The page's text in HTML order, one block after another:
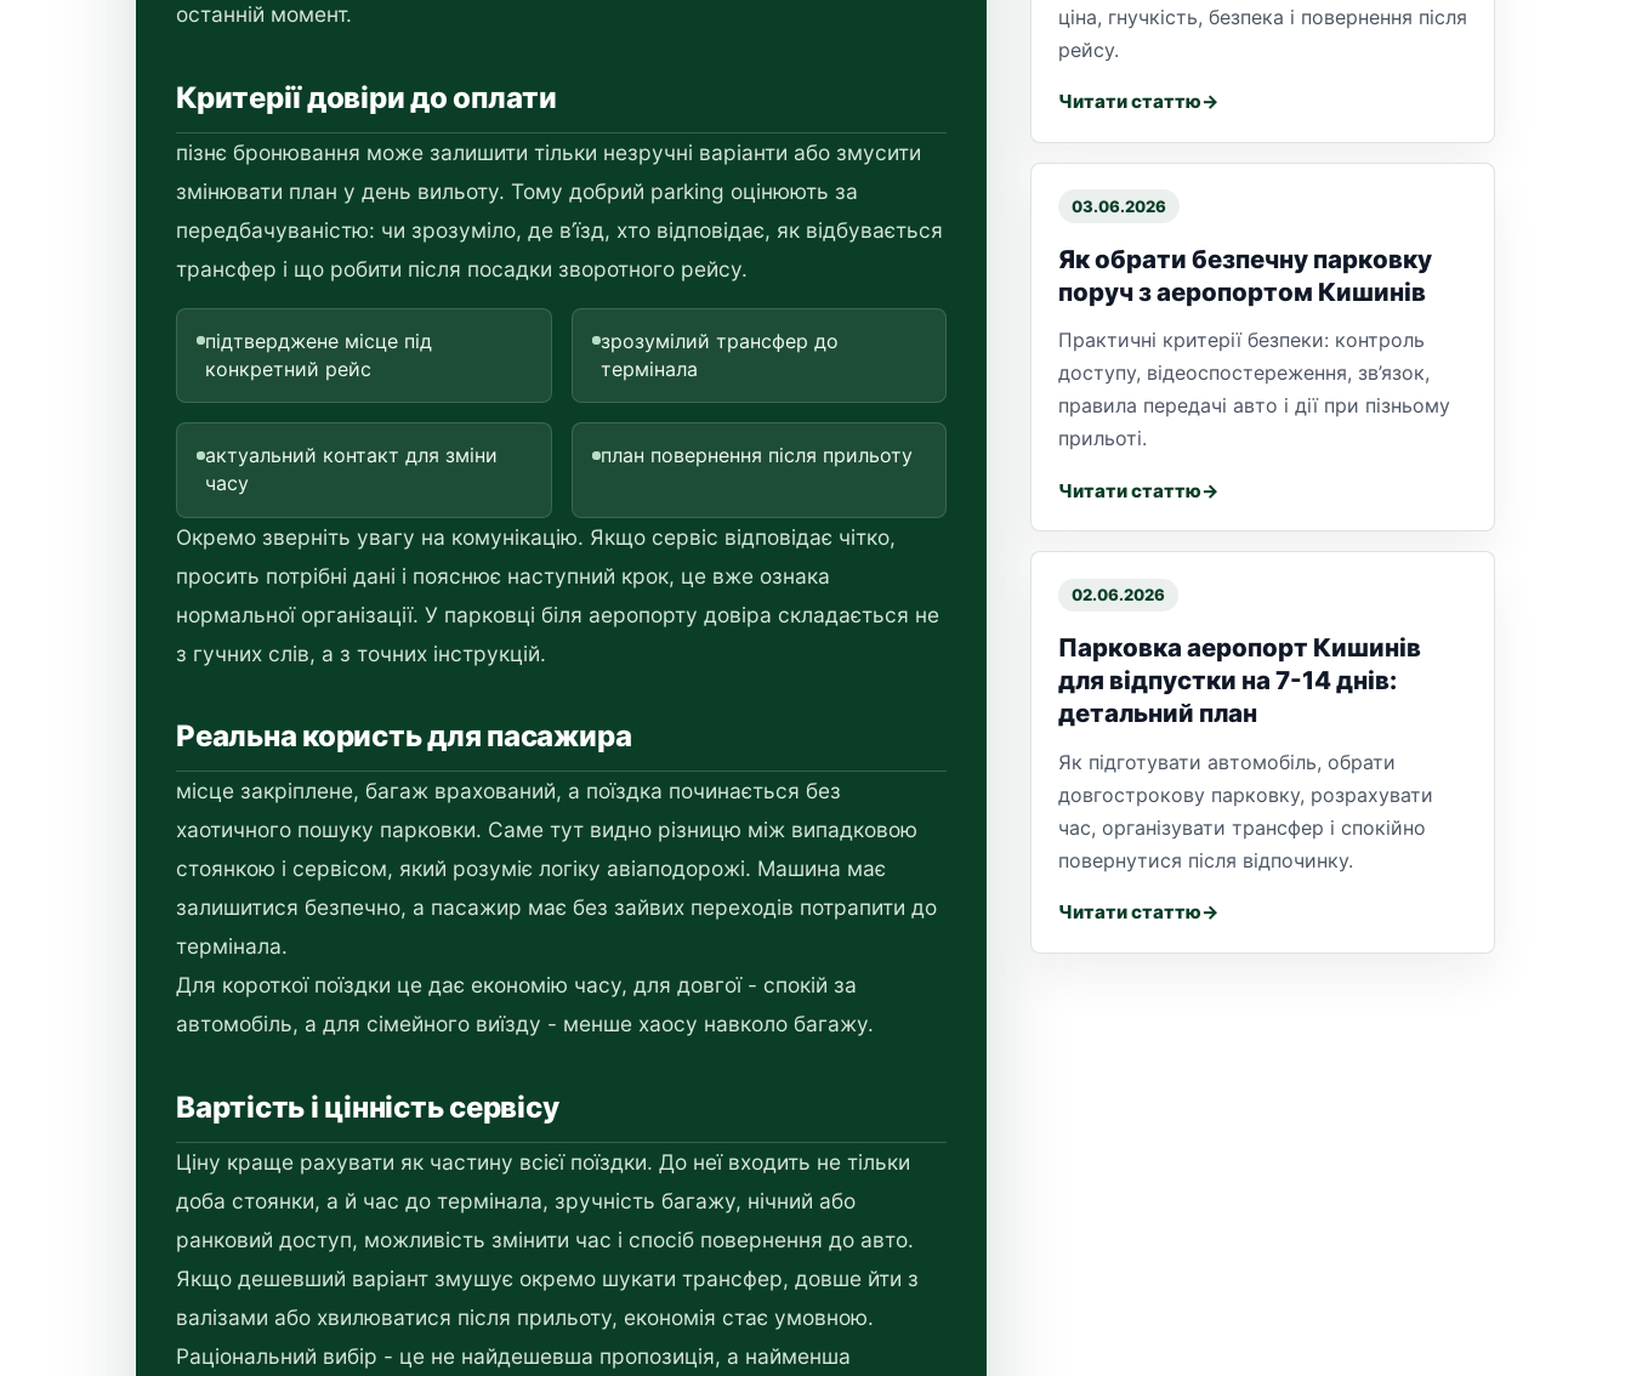
останній момент.
Критерії довіри до оплати
пізнє бронювання може залишити тільки незручні варіанти або змусити
змінювати план у день вильоту. Тому добрий parking оцінюють за
передбачуваністю: чи зрозуміло, де в’їзд, хто відповідає, як відбувається
трансфер і що робити після посадки зворотного рейсу.
підтверджене місце під
конкретний рейс
зрозумілий трансфер до
термінала
актуальний контакт для зміни
часу
план повернення після прильоту
Окремо зверніть увагу на комунікацію. Якщо сервіс відповідає чітко,
просить потрібні дані і пояснює наступний крок, це вже ознака
нормальної організації. У парковці біля аеропорту довіра складається не
з гучних слів, а з точних інструкцій.
Реальна користь для пасажира
місце закріплене, багаж врахований, а поїздка починається без
хаотичного пошуку парковки. Саме тут видно різницю між випадковою
стоянкою і сервісом, який розуміє логіку авіаподорожі. Машина має
залишитися безпечно, а пасажир має без зайвих переходів потрапити до
термінала.
Для короткої поїздки це дає економію часу, для довгої - спокій за
автомобіль, а для сімейного виїзду - менше хаосу навколо багажу.
Вартість і цінність сервісу
Ціну краще рахувати як частину всієї поїздки. До неї входить не тільки
доба стоянки, а й час до термінала, зручність багажу, нічний або
ранковий доступ, можливість змінити час і спосіб повернення до авто.
Якщо дешевший варіант змушує окремо шукати трансфер, довше йти з
валізами або хвилюватися після прильоту, економія стає умовною.
Раціональний вибір - це не найдешевша пропозиція, а найменша
ціна, гнучкість, безпека і повернення після
рейсу.
Читати статтю
03.06.2026
Як обрати безпечну парковку
поруч з аеропортом Кишинів
Практичні критерії безпеки: контроль
доступу, відеоспостереження, зв’язок,
правила передачі авто і дії при пізньому
прильоті.
Читати статтю
02.06.2026
Парковка аеропорт Кишинів
для відпустки на 7-14 днів:
детальний план
Як підготувати автомобіль, обрати
довгострокову парковку, розрахувати
час, організувати трансфер і спокійно
повернутися після відпочинку.
Читати статтю